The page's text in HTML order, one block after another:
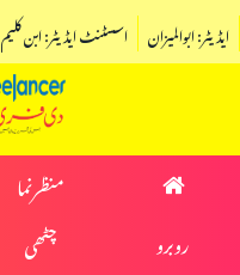
اسسٹنٹ ایڈیٹر: ابن کلیم ایڈیٹر: ابوالمیزان
منظرنما
روبرو
چٹھی